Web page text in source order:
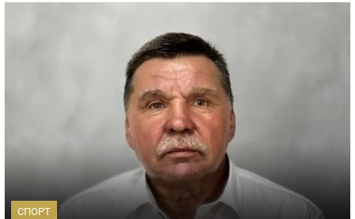
СПОРТ